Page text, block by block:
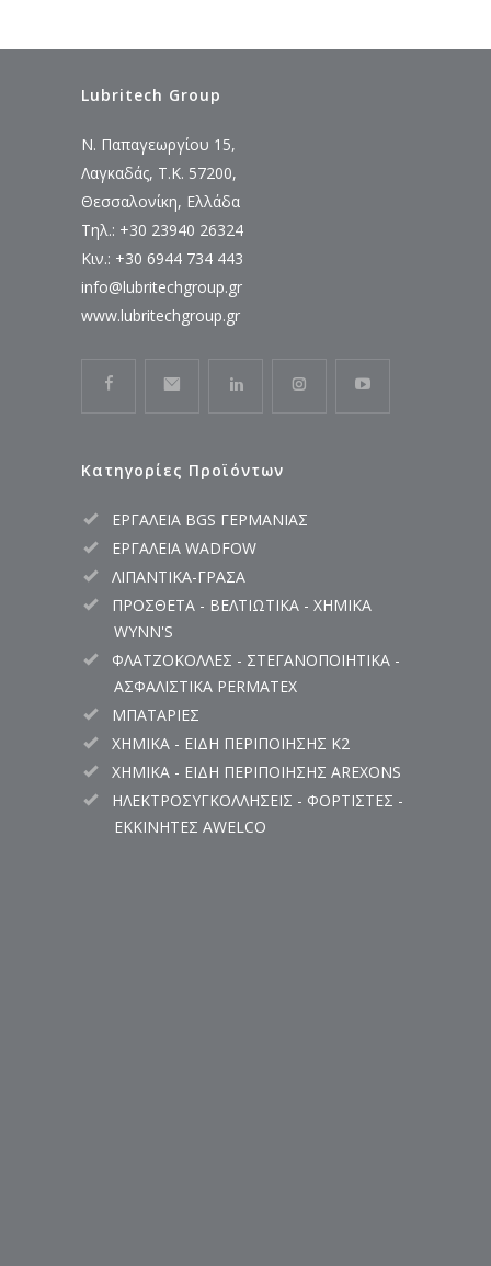
Lubritech Group
Ν. Παπαγεωργίου 15,
Λαγκαδάς, Τ.Κ. 57200,
Θεσσαλονίκη, Ελλάδα
Τηλ.: +30 23940 26324
Κιν.: +30 6944 734 443
info@lubritechgroup.gr
www.lubritechgroup.gr
Κατηγορίες Προϊόντων
ΕΡΓΑΛΕΙΑ BGS ΓΕΡΜΑΝΙΑΣ
ΕΡΓΑΛΕΙΑ WADFOW
ΛΙΠΑΝΤΙΚΑ-ΓΡΑΣΑ
ΠΡΟΣΘΕΤΑ - ΒΕΛΤΙΩΤΙΚΑ - ΧΗΜΙΚΑ
WYNN'S
ΦΛΑΤΖΟΚΟΛΛΕΣ - ΣΤΕΓΑΝΟΠΟΙΗΤΙΚΑ -
ΑΣΦΑΛΙΣΤΙΚΑ PERMATEX
ΜΠΑΤΑΡΙΕΣ
ΧΗΜΙΚΑ - ΕΙΔΗ ΠΕΡΙΠΟΙΗΣΗΣ K2
ΧΗΜΙΚΑ - ΕΙΔΗ ΠΕΡΙΠΟΙΗΣΗΣ AREXONS
ΗΛΕΚΤΡΟΣΥΓΚΟΛΛΗΣΕΙΣ - ΦΟΡΤΙΣΤΕΣ -
ΕΚΚΙΝΗΤΕΣ AWELCO